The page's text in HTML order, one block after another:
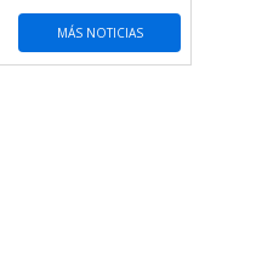
MÁS NOTICIAS